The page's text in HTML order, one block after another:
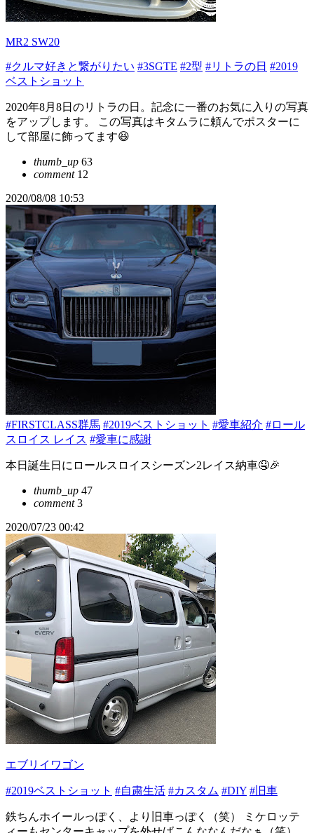
MR2 SW20
#クルマ好きと繋がりたい #3SGTE #2型 #リトラの日 #2019
ベストショット
2020年8月8日のリトラの日。記念に一番のお気に入りの写真
をアップします。 この写真はキタムラに頼んでポスターに
して部屋に飾ってます😆
thumb_up 63
comment12
2020/08/08 10:53
#FIRSTCLASS群馬 #2019ベストショット #愛車紹介 #ロール
スロイス レイス #愛車に感謝
本日誕生日にロールスロイスシーズン2レイス納車🤤🎉
thumb_up 47
comment3
2020/07/23 00:42
エブリイワゴン
#2019ベストショット #自粛生活 #カスタム #DIY #旧車
鉄ちんホイールっぽく、より旧車っぽく（笑） ミケロッテ